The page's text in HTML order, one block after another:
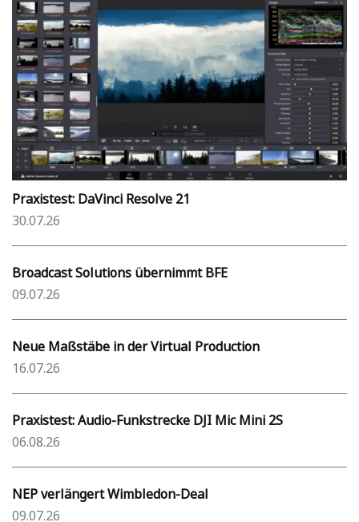
Praxistest: DaVinci Resolve 21
30.07.26
Broadcast Solutions übernimmt BFE
09.07.26
Neue Maßstäbe in der Virtual Production
16.07.26
Praxistest: Audio-Funkstrecke DJI Mic Mini 2S
06.08.26
NEP verlängert Wimbledon-Deal
09.07.26